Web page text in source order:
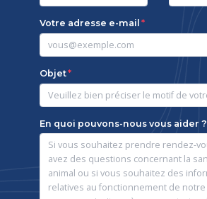
Votre adresse e-mail
Objet
En quoi pouvons-nous vous aider ?